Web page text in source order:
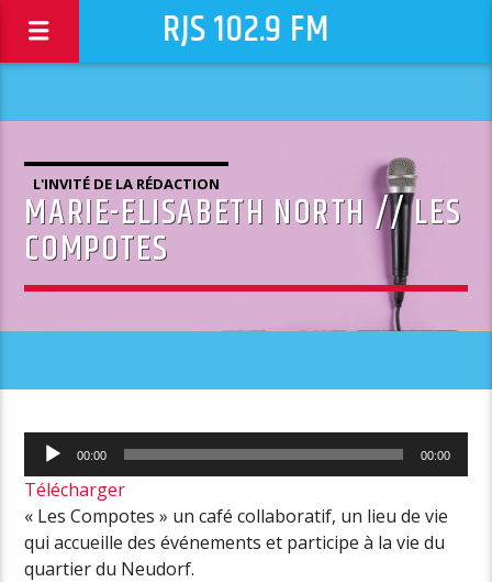
RJS 102.9 FM
L'INVITÉ DE LA RÉDACTION
MARIE-ELISABETH NORTH // LES
COMPOTES
Lecteur
audio
00:00 00:00
Télécharger
« Les Compotes » un café collaboratif, un lieu de vie
qui accueille des événements et participe à la vie du
quartier du Neudorf.